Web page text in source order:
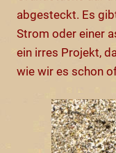
abgesteckt. Es
Strom oder einer
ein irres Projekt,
wie wir es schon